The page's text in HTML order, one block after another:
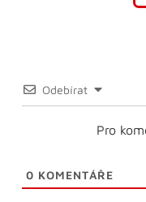
Odebírat
Pro
0 KOMENTÁŘE